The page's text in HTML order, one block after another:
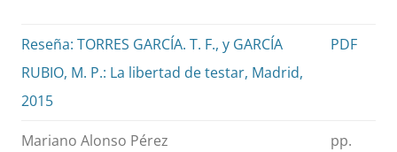
Reseña: TORRES GARCÍA. T. F., y GARCÍA
RUBIO, M. P.: La libertad de testar, Madrid,
2015
PDF
Mariano Alonso Pérez
pp.